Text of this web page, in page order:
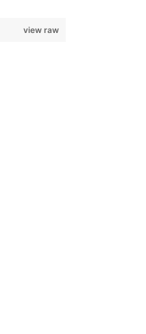
view raw